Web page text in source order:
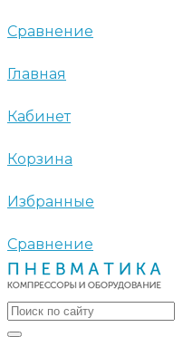
Сравнение
Главная
Кабинет
Корзина
Избранные
Сравнение